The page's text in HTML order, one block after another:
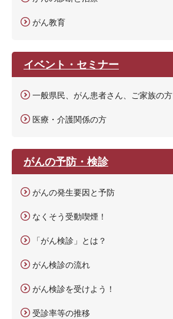
がん教育
イベント・セミナー
一般県民、がん患者さん、ご家族の方
医療・介護関係の方
がんの予防・検診
がんの発生要因と予防
なくそう受動喫煙！
「がん検診」とは？
がん検診の流れ
がん検診を受けよう！
受診率等の推移